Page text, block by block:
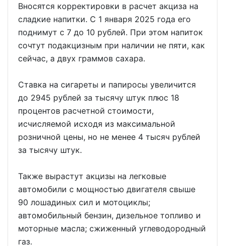
Вносятся корректировки в расчет акциза на
сладкие напитки. С 1 января 2025 года его
поднимут с 7 до 10 рублей. При этом напиток
сочтут подакцизным при наличии не пяти, как
сейчас, а двух граммов сахара.
Ставка на сигареты и папиросы увеличится
до 2945 рублей за тысячу штук плюс 18
процентов расчетной стоимости,
исчисляемой исходя из максимальной
розничной цены, но не менее 4 тысяч рублей
за тысячу штук.
Также вырастут акцизы на легковые
автомобили с мощностью двигателя свыше
90 лошадиных сил и мотоциклы;
автомобильный бензин, дизельное топливо и
моторные масла; сжиженный углеводородный
газ.